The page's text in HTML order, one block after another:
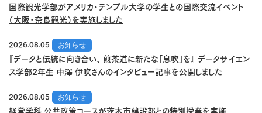
国際観光学部がアメリカ・テンプル大学の学生との国際交流イベント
（大阪・奈良観光）を実施しました
2026.08.05
お知らせ
『データと伝統に向き合い、 煎茶道に新たな「息吹」を』 データサイエン
ス学部2年生 中澤 伊吹さんのインタビュー記事を公開しました
2026.08.05
お知らせ
経営学科 公共政策コースが茨木市建設部との特別授業を実施